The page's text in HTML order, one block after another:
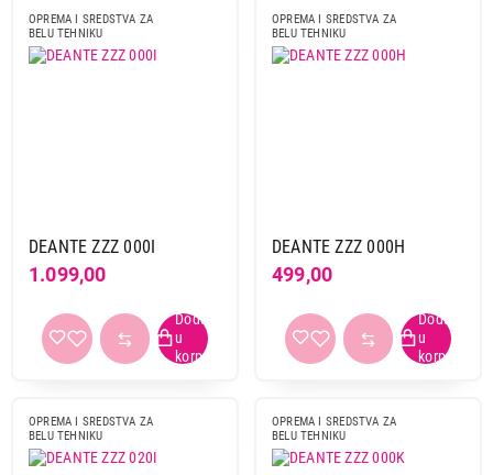
OPREMA I SREDSTVA ZA
BELU TEHNIKU
DEANTE ZZZ 000I
1.099,00
OPREMA I SREDSTVA ZA
BELU TEHNIKU
DEANTE ZZZ 000H
499,00
OPREMA I SREDSTVA ZA
BELU TEHNIKU
OPREMA I SREDSTVA ZA
BELU TEHNIKU